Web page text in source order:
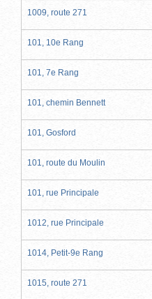
1009, route 271
101, 10e Rang
101, 7e Rang
101, chemin Bennett
101, Gosford
101, route du Moulin
101, rue Principale
1012, rue Principale
1014, Petit-9e Rang
1015, route 271